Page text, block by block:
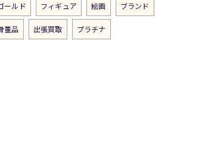
ールド フィギュア 絵画 ブランド
董品 出張買取 プラチナ